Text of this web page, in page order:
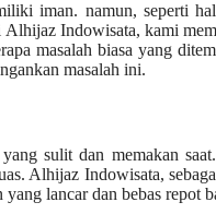
iman. namun, seperti
Indowisata, kami
masalah biasa yang
masalah ini.
sulit dan memakan
Alhijaz Indowisata,
yang lancar dan bebas repot